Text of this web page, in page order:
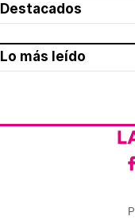
Destacados
Lo más leído